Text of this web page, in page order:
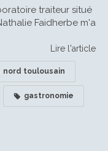
traiteur situé
Faidherbe m'a
Lire l'article
nord toulousain
gastronomie